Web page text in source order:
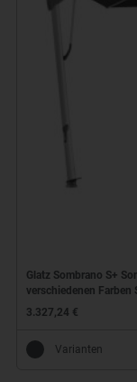
Glatz Sombrano S+
verschiedenen Farben
3.327,24 €
Varianten